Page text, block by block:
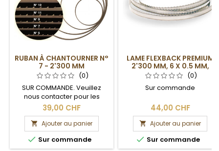
RUBAN À CHANTOURNER N°
7 - 2'300 MM
(0)
SUR COMMANDE. Veuillez
nous contacter pour les
délais de livraison.
39,00 CHF
 Ajouter au panier
 Sur commande
LAME FLEXBACK PREMIUM
2'300 MM, 6 X 0.5 MM,
6DPP
(0)
Sur commande
44,00 CHF
 Ajouter au panier
 Sur commande